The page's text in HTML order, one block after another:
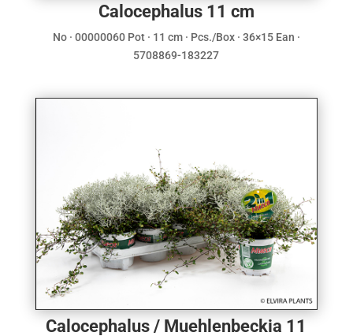
Calocephalus 11 cm
No · 00000060 Pot · 11 cm · Pcs./Box · 36×15 Ean ·
5708869-183227
Calocephalus / Muehlenbeckia 11